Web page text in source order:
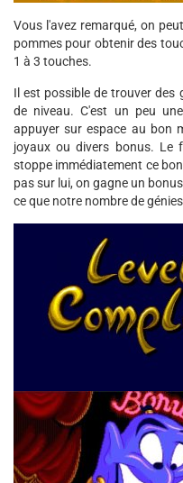
Vous l'avez remarqué, on
pommes pour obtenir des
1 à 3 touches.
Il est possible de trouver des
de niveau. C'est un peu
appuyer sur espace au bon
joyaux ou divers bonus. Le
stoppe immédiatement ce
pas sur lui, on gagne un
ce que notre nombre de